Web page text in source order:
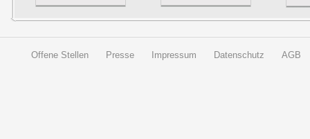
Offene Stellen Presse Impressum Datenschutz AGB